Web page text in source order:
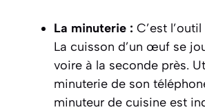
La minuterie : C’est
La cuisson d’un œuf se
voire à la seconde près.
minuterie de son
minuteur de cuisine est